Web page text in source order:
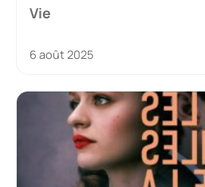
Vie
6 août 2025